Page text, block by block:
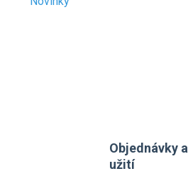
Objednávky a
užití